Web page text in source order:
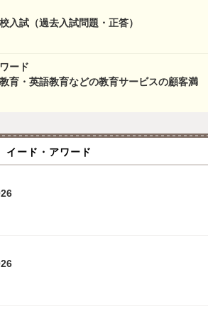
入試（過去入試問題・正答）
ード
教育・英語教育などの教育サービスの顧客満
イード・アワード